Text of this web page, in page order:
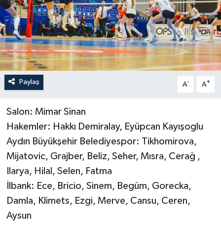
Paylaş A- A+
Salon: Mimar Sinan
Hakemler: Hakkı Demiralay, Eyüpcan Kayışoglu
Aydın Büyükşehir Belediyespor: Tikhomirova,
Mijatovic, Grajber, Beliz, Seher, Mısra, Cerağ ,
Ilarya, Hilal, Selen, Fatma
İlbank: Ece, Bricio, Sinem, Begüm, Gorecka,
Damla, Klimets, Ezgi, Merve, Cansu, Ceren,
Aysun